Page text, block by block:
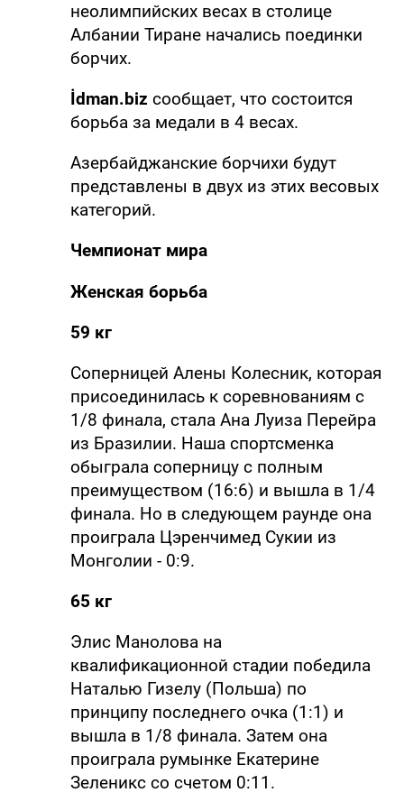
неолимпийских весах в столице
Албании Тиране начались поединки
борчих.
İdman.biz сообщает, что состоится
борьба за медали в 4 весах.
Азербайджанские борчихи будут
представлены в двух из этих весовых
категорий.
Чемпионат мира
Женская борьба
59 кг
Соперницей Алены Колесник, которая
присоединилась к соревнованиям с
1/8 финала, стала Ана Луиза Перейра
из Бразилии. Наша спортсменка
обыграла соперницу с полным
преимуществом (16:6) и вышла в 1/4
финала. Но в следующем раунде она
проиграла Цэренчимед Сукии из
Монголии - 0:9.
65 кг
Элис Манолова на
квалификационной стадии победила
Наталью Гизелу (Польша) по
принципу последнего очка (1:1) и
вышла в 1/8 финала. Затем она
проиграла румынке Екатерине
Зеленикс со счетом 0:11.